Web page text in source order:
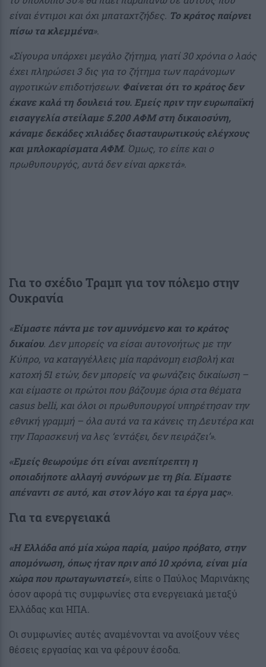
είναι έντιμοι και όχι μπαταχτζήδες. Το κράτος παίρνει
πίσω τα κλεμμένα».
«Σίγουρα υπάρχει μεγάλο ζήτημα, γιατί 30 χρόνια ο λαός
έχει πληρώσει 3 δις για το ζήτημα των παράνομων
αγροτικών επιδοτήσεων. Φαίνεται ότι το κράτος δεν
έκανε καλά τη δουλειά του. Εμείς πριν την ευρωπαϊκή
εισαγγελία στείλαμε 5.200 ΑΦΜ στη δικαιοσύνη,
κάναμε δεκάδες χιλιάδες διασταυρωτικούς ελέγχους
και μπλοκαρίσματα ΑΦΜ. Όμως, το είπε και ο
πρωθυπουργός, αυτά δεν είναι αρκετά».
Για το σχέδιο Τραμπ για τον πόλεμο στην
Ουκρανία
«Είμαστε πάντα με τον αμυνόμενο και το κράτος
δικαίου. Δεν μπορείς να είσαι αυτονοήτως με την
Κύπρο, να καταγγέλλεις μία παράνομη εισβολή και
κατοχή 51 ετών, δεν μπορείς να φωνάζεις δικαίωση –
και είμαστε οι πρώτοι που βάζουμε όρια στα θέματα
casus belli, και όλοι οι πρωθυπουργοί υπηρέτησαν την
εθνική γραμμή – όλα αυτά να τα κάνεις τη Δευτέρα και
την Παρασκευή να λες ‘εντάξει, δεν πειράζει’».
«Εμείς θεωρούμε ότι είναι ανεπίτρεπτη η
οποιαδήποτε αλλαγή συνόρων με τη βία. Είμαστε
απέναντι σε αυτό, και στον λόγο και τα έργα μας».
Για τα ενεργειακά
«Η Ελλάδα από μία χώρα παρία, μαύρο πρόβατο, στην
απομόνωση, όπως ήταν πριν από 10 χρόνια, είναι μία
χώρα που πρωταγωνιστεί», είπε ο Παύλος Μαρινάκης
όσον αφορά τις συμφωνίες στα ενεργειακά μεταξύ
Ελλάδας και ΗΠΑ.
Οι συμφωνίες αυτές αναμένονται να ανοίξουν νέες
θέσεις εργασίας και να φέρουν έσοδα.